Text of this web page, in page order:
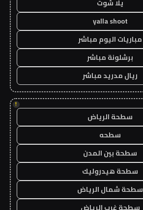
يلا شوت
yalla shoot
مباريات اليوم مباشر
برشلونة مباشر
ريال مدريد مباشر
!
سطحة الرياض
سطحه
سطحة بين المدن
سطحة هيدروليك
سطحة شمال الرياض
سطحة غرب الرياض